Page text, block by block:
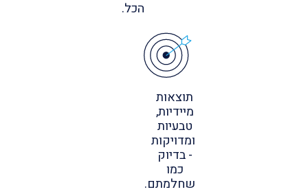
הכל.
תוצאות
מיידיות,
טבעיות
ומדויקות
- בדיוק
כמו
שחלמתם.